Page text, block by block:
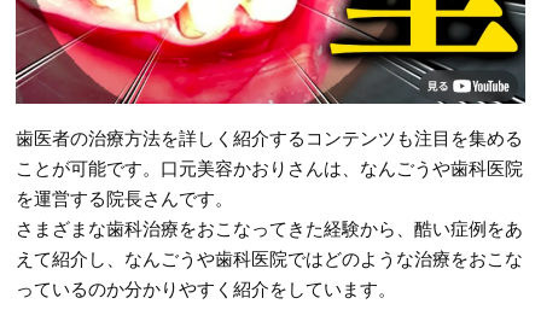
歯医者の治療方法を詳しく紹介するコンテンツも注目を集める
ことが可能です。口元美容かおりさんは、なんごうや歯科医院
を運営する院長さんです。
さまざまな歯科治療をおこなってきた経験から、酷い症例をあ
えて紹介し、なんごうや歯科医院ではどのような治療をおこな
っているのか分かりやすく紹介をしています。